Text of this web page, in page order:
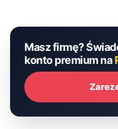
Masz firmę?
konto premium na